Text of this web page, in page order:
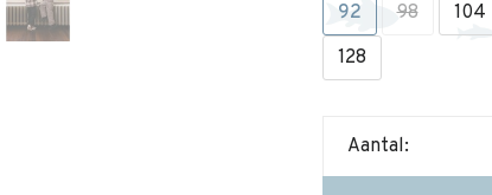
92 98 104
128
Aantal: